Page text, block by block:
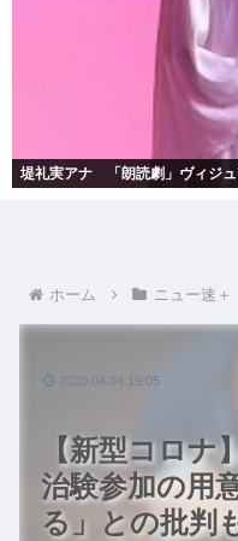
堤礼実アナ 「朗読劇」ヴィジュ
ホーム ニュー速＋
【新型コロ
治験参加の用
る」との批
2020.04.04 19:05